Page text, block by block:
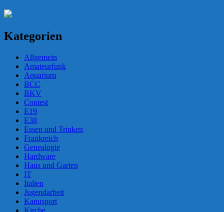
Kategorien
Allgemein
Amateurfunk
Aquarium
BCC
BKV
Contest
E19
E38
Essen und Trinken
Frankreich
Genealogie
Hardware
Haus und Garten
IT
Italien
Jugendarbeit
Kanusport